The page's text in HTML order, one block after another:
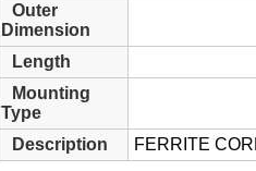
Outer
Dimension
Length
Mounting
Type
Description
FERRITE